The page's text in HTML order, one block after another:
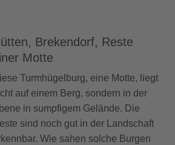
Brekendorf, Reste
Motte
Turmhügelburg, eine Motte, liegt
auf einem Berg, sondern in der
in sumpfigem Gelände. Die
sind noch gut in der Landschaft
Wie sahen solche Burgen